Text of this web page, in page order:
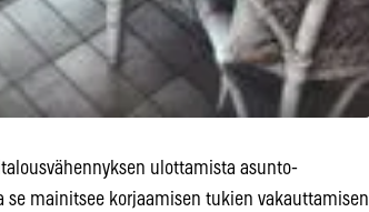
ulottamista asunto-
mainitsee korjaamisen tukien vakauttamisen